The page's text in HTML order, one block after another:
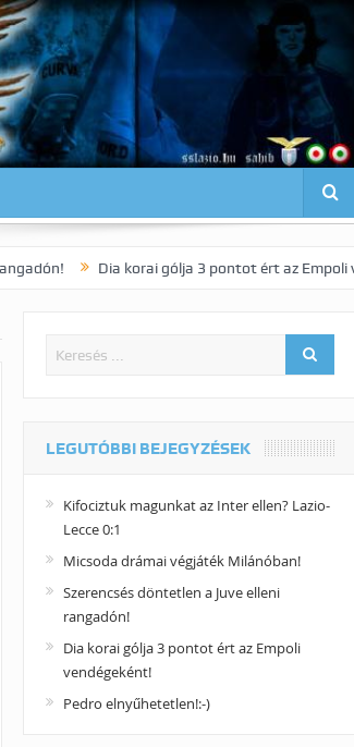
Dia korai gólja 3 pontot ért az Empoli vendégeként!
LEGUTÓBBI BEJEGYZÉSEK
Kifociztuk magunkat az Inter ellen? Lazio-
Lecce 0:1
Micsoda drámai végjáték Milánóban!
Szerencsés döntetlen a Juve elleni
rangadón!
Dia korai gólja 3 pontot ért az Empoli
vendégeként!
Pedro elnyűhetetlen!:-)